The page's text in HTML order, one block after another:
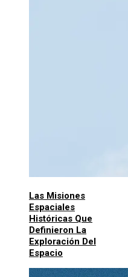
Las Misiones
Espaciales
Históricas Que
Definieron La
Exploración Del
Espacio